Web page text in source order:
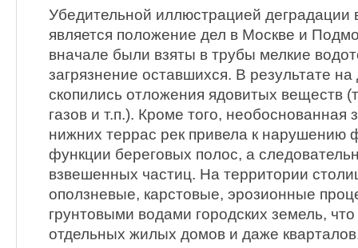
Убедительной иллюстрацией деградации
является положение дел в Москве и
вначале были взяты в трубы мелкие
загрязнение оставшихся. В результате
скопились отложения ядовитых веществ
газов и т.п.). Кроме того, необоснованная
нижних террас рек привела к нарушению
функции береговых полос, а
взвешенных частиц. На территории
оползневые, карстовые, эрозионные
грунтовыми водами городских земель,
отдельных жилых домов и даже